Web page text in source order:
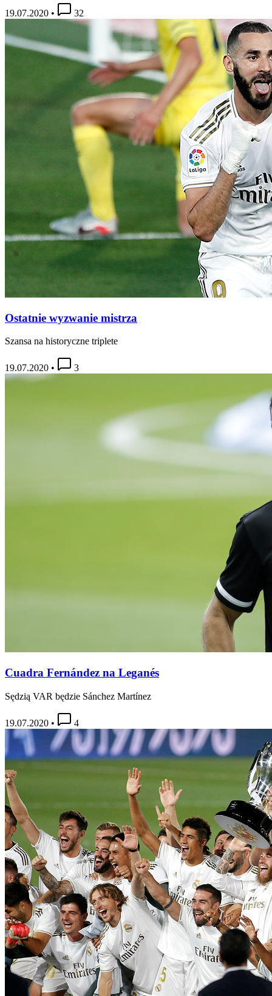
19.07.2020 • 32
Ostatnie wyzwanie mistrza
Szansa na historyczne triplete
19.07.2020 • 3
Cuadra Fernández na Leganés
Sędzią VAR będzie Sánchez Martínez
19.07.2020 • 4